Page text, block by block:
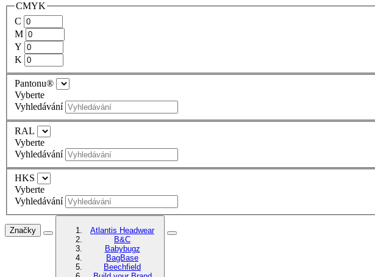
CMYK
C
M
Y
K
Pantonu®
Vyberte
Vyhledávání
RAL
Vyberte
Vyhledávání
HKS
Vyberte
Vyhledávání
Značky
Atlantis Headwear
B&C
Babybugz
BagBase
Beechfield